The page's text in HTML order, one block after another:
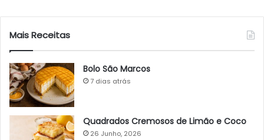
Mais Receitas
Bolo São Marcos
7 dias atrás
Quadrados Cremosos de Limão e Coco
26 Junho, 2026